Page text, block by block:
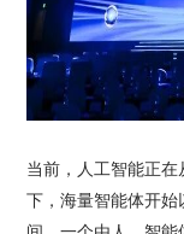
当前，人工智能正在
下，海量智能体开